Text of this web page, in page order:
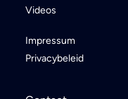
Videos
Impressum
Privacybeleid